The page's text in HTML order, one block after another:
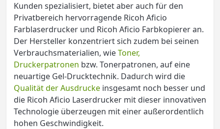
Kunden spezialisiert, bietet aber auch für den
Privatbereich hervorragende Ricoh Aficio
Farblaserdrucker und Ricoh Aficio Farbkopierer an.
Der Hersteller konzentriert sich zudem bei seinen
Verbrauchsmaterialien, wieToner,
Druckerpatronen bzw. Tonerpatronen, auf eine
neuartige Gel-Drucktechnik. Dadurch wird die
Qualität der Ausdrucke insgesamt noch besser und
die Ricoh Aficio Laserdrucker mit dieser innovativen
Technologie überzeugen mit einer außerordentlich
hohen Geschwindigkeit.